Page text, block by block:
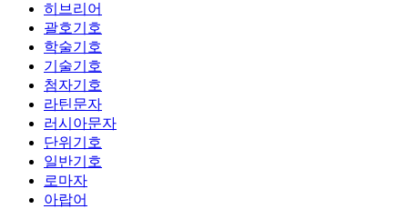
히브리어
괄호기호
학술기호
기술기호
첨자기호
라틴문자
러시아문자
단위기호
일반기호
로마자
아랍어